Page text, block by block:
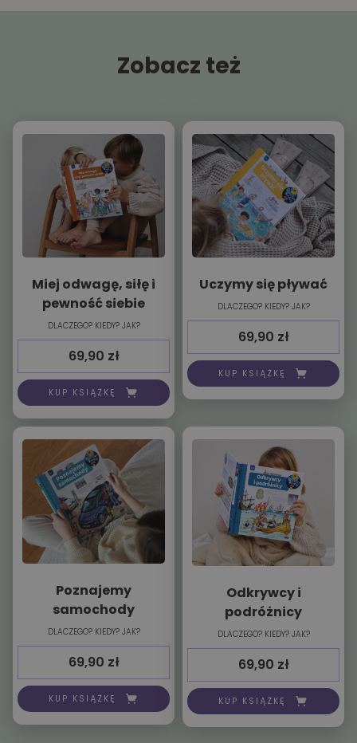
Zobacz też
Miej odwagę, siłę i
pewność siebie
DLACZEGO? KIEDY? JAK?
69,90 zł
KUP KSIĄŻKĘ
Uczymy się pływać
DLACZEGO? KIEDY? JAK?
69,90 zł
KUP KSIĄŻKĘ
Poznajemy
samochody
DLACZEGO? KIEDY? JAK?
69,90 zł
KUP KSIĄŻKĘ
Odkrywcy i
podróżnicy
DLACZEGO? KIEDY? JAK?
69,90 zł
KUP KSIĄŻKĘ